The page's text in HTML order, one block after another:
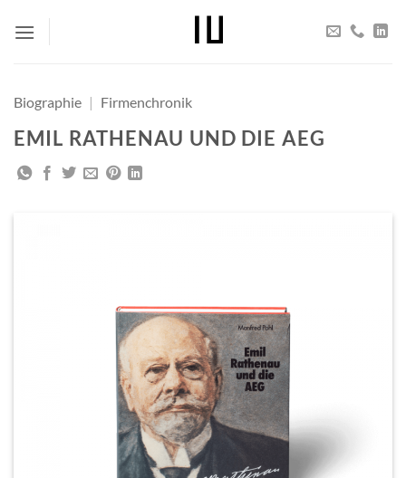
Inhalt
Biographie | Firmenchronik
EMIL RATHENAU UND DIE AEG